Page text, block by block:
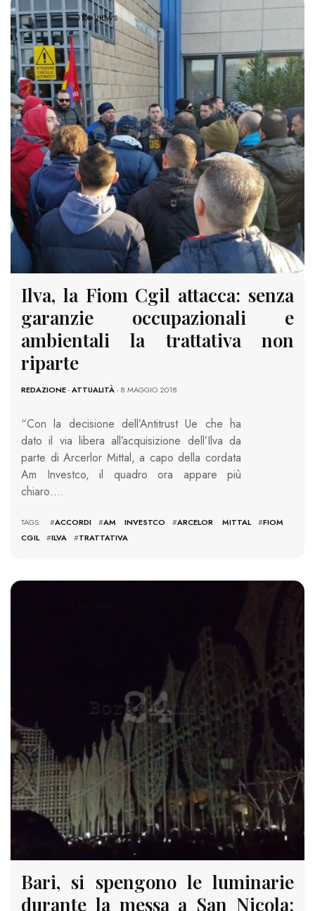
1100 VIEWS
Ilva, la Fiom Cgil attacca: senza
garanzie occupazionali e
ambientali la trattativa non
riparte
REDAZIONE-ATTUALITÀ- 8 MAGGIO 2018
“Con la decisione dell’Antitrust Ue che ha
dato il via libera all’acquisizione dell’Ilva da
parte di Arcerlor Mittal, a capo della cordata
Am Investco, il quadro ora appare più
chiaro….
TAGS: #ACCORDI #AM INVESTCO #ARCELOR MITTAL #FIOM
CGIL
#ILVA #TRATTATIVA
Bari, si spengono le luminarie
durante la messa a San Nicola: